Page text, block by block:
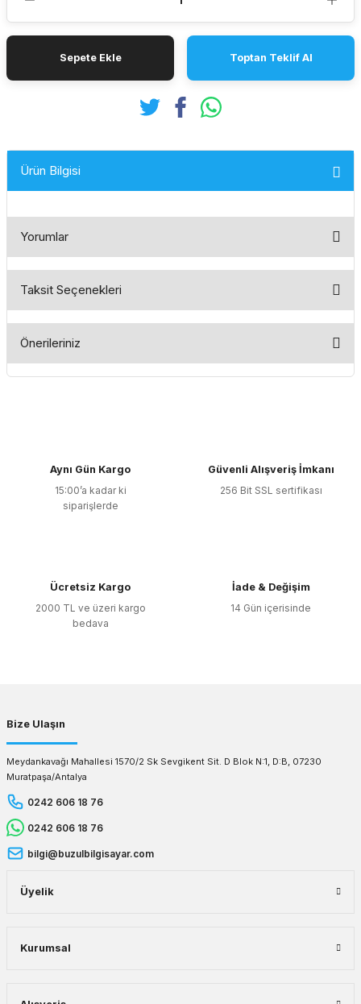
Sepete Ekle Toptan Teklif Al
Ürün Bilgisi
Yorumlar
Taksit Seçenekleri
Önerileriniz
Ürün resmi kalitesiz, bozuk veya görüntülenemiyor.
Ürün açıklamasında eksik bilgiler bulunuyor.
Ürün bilgilerinde hatalar bulunuyor.
Aynı Gün Kargo
15:00’a kadar ki
siparişlerde
Güvenli Alışveriş İmkanı
256 Bit SSL sertifikası
Ücretsiz Kargo
2000 TL ve üzeri kargo
bedava
İade & Değişim
14 Gün içerisinde
Bize Ulaşın
Meydankavağı Mahallesi 1570/2 Sk Sevgikent Sit. D Blok N:1, D:B, 07230
Muratpaşa/Antalya
0242 606 18 76
0242 606 18 76
bilgi@buzulbilgisayar.com
Üyelik
Kurumsal